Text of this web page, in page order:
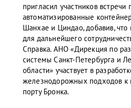
пригласил участников встречи
автоматизированные
Шанхае и Циндао, добавив, что
для дальнейшего
Справка. АНО «Дирекция по
системы Санкт-Петербурга и
области» участвует в
железнодорожных подходов к
порту Бронка.